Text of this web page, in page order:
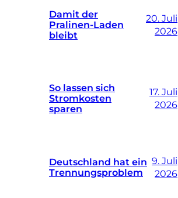
Damit der
Pralinen-Laden
bleibt
20. Juli
2026
So lassen sich
Stromkosten
sparen
17. Juli
2026
Deutschland hat ein
Trennungsproblem
9. Juli
2026